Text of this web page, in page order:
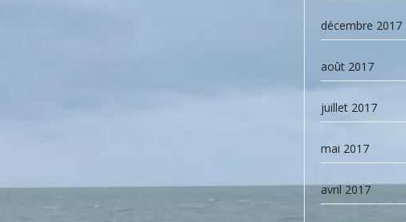
décembre 2017
août 2017
juillet 2017
mai 2017
avril 2017